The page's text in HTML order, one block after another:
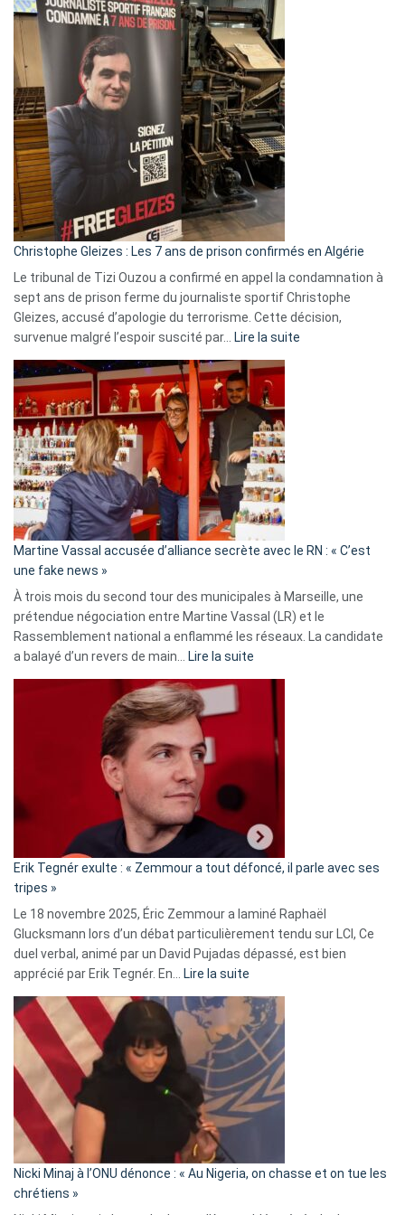
2026
:
Pays-
Bas,
Espagne,
Irlande
et
Slovénie
rejettent
la
présence
d’Israël
Christophe Gleizes : Les 7 ans de prison confirmés en Algérie
Le tribunal de Tizi Ouzou a confirmé en appel la condamnation à
sept ans de prison ferme du journaliste sportif Christophe
Gleizes, accusé d’apologie du terrorisme. Cette décision,
survenue malgré l’espoir suscité par…
Lire la suite
Algérie
Martine Vassal accusée d’alliance secrète avec le RN : « C’est
une fake news »
À trois mois du second tour des municipales à Marseille, une
prétendue négociation entre Martine Vassal (LR) et le
Rassemblement national a enflammé les réseaux. La candidate
a balayé d’un revers de main…
Lire la suite
d’alliance
secrète
«
C’est
fake
news
»
Erik Tegnér exulte : « Zemmour a tout défoncé, il parle avec ses
tripes »
Le 18 novembre 2025, Éric Zemmour a laminé Raphaël
Glucksmann lors d’un débat particulièrement tendu sur LCI, Ce
duel verbal, animé par un David Pujadas dépassé, est bien
apprécié par Erik Tegnér. En…
Lire la suite
Tegnér
exulte
« Zemmour
a
tout
parle
ses
Nicki Minaj à l’ONU dénonce : « Au Nigeria, on chasse et on tue les
chrétiens »